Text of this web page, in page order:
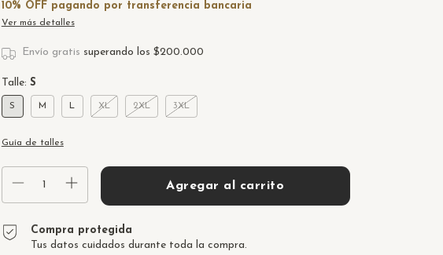
Ver más detalles
Envío gratis superando los$200.000
Talle: S
S M L XL 2XL 3XL
Guía de talles
Compra protegida
Tus datos cuidados durante toda la compra.